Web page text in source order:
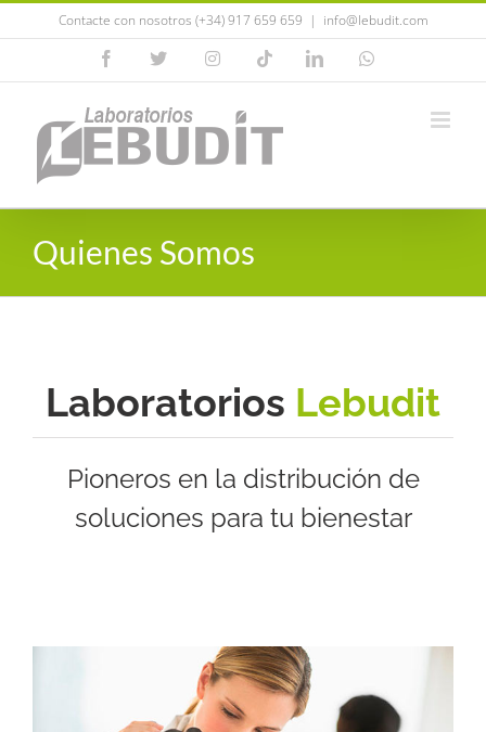
al
Contacte con nosotros (+34) 917 659 659 | info@lebudit.com
Facebook
X InstagramTiktok LinkedInWhatsApp
Quienes Somos
Laboratorios Lebudit
Pioneros en la distribución de
soluciones para tu bienestar